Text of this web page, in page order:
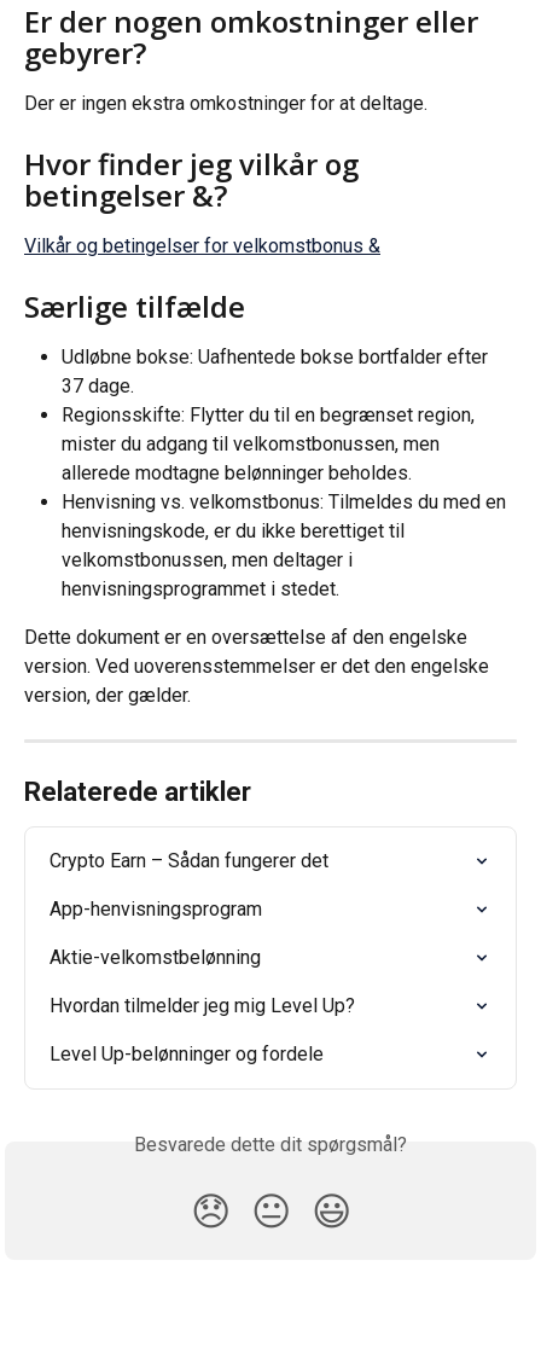
Er der nogen omkostninger eller
gebyrer?
Der er ingen ekstra omkostninger for at deltage.
Hvor finder jeg vilkår og
betingelser &?
Vilkår og betingelser for velkomstbonus &
Særlige tilfælde
Udløbne bokse: Uafhentede bokse bortfalder efter
37 dage.
Regionsskifte: Flytter du til en begrænset region,
mister du adgang til velkomstbonussen, men
allerede modtagne belønninger beholdes.
Henvisning vs. velkomstbonus: Tilmeldes du med en
henvisningskode, er du ikke berettiget til
velkomstbonussen, men deltager i
henvisningsprogrammet i stedet.
Dette dokument er en oversættelse af den engelske
version. Ved uoverensstemmelser er det den engelske
version, der gælder.
Relaterede artikler
Crypto Earn – Sådan fungerer det
App-henvisningsprogram
Aktie-velkomstbelønning
Hvordan tilmelder jeg mig Level Up?
Level Up-belønninger og fordele
Besvarede dette dit spørgsmål?
😞 😐 😃